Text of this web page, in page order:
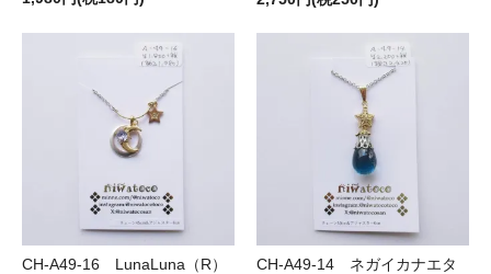
CH-A49-16 LunaLuna（R）
CH-A49-14 ネガイカナエタ